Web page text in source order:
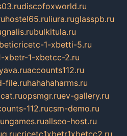
discofoxworld.ru
hostel65.ruliura.ruglasspb.ru
gnalis.rubulkitula.ru
1-xbetti-5.ru
xbetr-1-xbetcc-2.ru
accounts112.ru
file.ruhahahaharms.ru
opsmgr.ruev-gallery.ru
112.rucsm-demo.ru
allseo-host.ru
cricetc1xbetr1xbetcc2.ru